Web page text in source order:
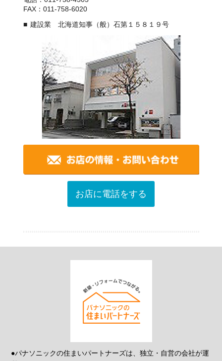
FAX：011-758-6020
建設業 北海道知事（般）石第１５８１９号
お店に電話をする
●パナソニックの住まいパートナーズは、独立・自営の会社が運